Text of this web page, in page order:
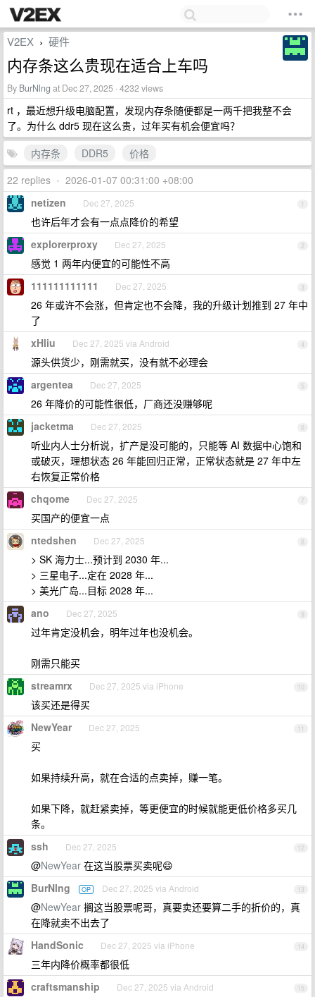
V2EX › 硬件
内存条这么贵现在适合上车吗
By BurNlng at Dec 27, 2025 · 4232 views
rt ，最近想升级电脑配置，发现内存条随便都是一两千把我整不会
了。为什么 ddr5 现在这么贵，过年买有机会便宜吗？
内存条
DDR5
价格
22 replies • 2026-01-07 00:31:00 +08:00
1
netizen Dec 27, 2025
也许后年才会有一点点降价的希望
2
explorerproxy Dec 27, 2025
感觉 1 两年内便宜的可能性不高
3
111111111111 Dec 27, 2025
26 年或许不会涨，但肯定也不会降，我的升级计划推到 27 年中
了
4
xHliu Dec 27, 2025 via Android
源头供货少，刚需就买，没有就不必理会
5
argentea Dec 27, 2025
26 年降价的可能性很低，厂商还没赚够呢
6
jacketma Dec 27, 2025
听业内人士分析说，扩产是没可能的，只能等 AI 数据中心饱和
或破灭，理想状态 26 年能回归正常，正常状态就是 27 年中左
右恢复正常价格
7
chqome Dec 27, 2025
买国产的便宜一点
8
ntedshen Dec 27, 2025
> SK 海力士...预计到 2030 年...
> 三星电子...定在 2028 年...
> 美光广岛...目标 2028 年...
9
ano Dec 27, 2025
过年肯定没机会，明年过年也没机会。
刚需只能买
10
streamrx Dec 27, 2025 via iPhone
该买还是得买
11
NewYear Dec 27, 2025
买
如果持续升高，就在合适的点卖掉，赚一笔。
如果下降，就赶紧卖掉，等更便宜的时候就能更低价格多买几
条。
12
ssh Dec 27, 2025
@NewYear 在这当股票买卖呢😄
13
BurNlng OP Dec 27, 2025 via Android
@NewYear 搁这当股票呢哥，真要卖还要算二手的折价的，真
在降就卖不出去了
14
HandSonic Dec 27, 2025 via iPhone
三年内降价概率都很低
15
craftsmanship Dec 27, 2025 via Android